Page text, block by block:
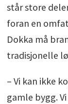
står store
foran en
Dokka må
tradisjonelle
– Vi kan ikke
gamle bygg.